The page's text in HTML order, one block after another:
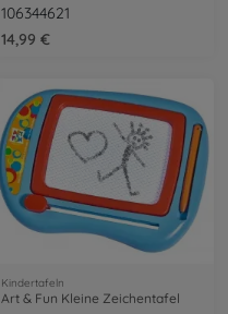
106344621
14,99 €
Kindertafeln
Art & Fun Kleine Zeichentafel